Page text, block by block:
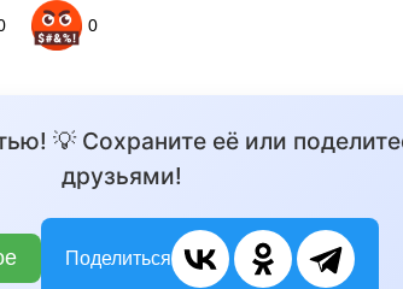
0
💡 Сохраните её или
друзьями!
Поделиться